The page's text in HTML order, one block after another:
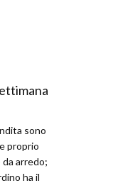
sono
proprio
arredo;
ha il